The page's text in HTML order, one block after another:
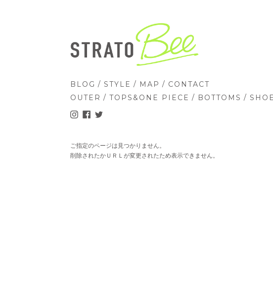
BLOG / STYLE / MAP / CONTACT
OUTER / TOPS&ONE PIECE / BOTTOMS /
ご指定のページは見つかりません。
削除されたかＵＲＬが変更されたため表示できません。